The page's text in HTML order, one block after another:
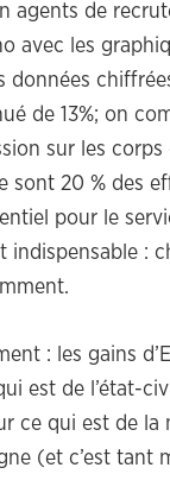
agents de
avec les
de 13%; on
sur les
sont 20 % des
pour le
:
: les gains
est de l’état-
ce qui est de
(et c’est tant